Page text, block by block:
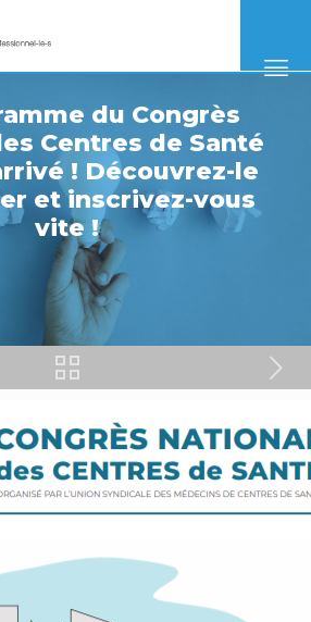
du Congrès
Centres de Santé
! Découvrez-le
et inscrivez-vous
vite !